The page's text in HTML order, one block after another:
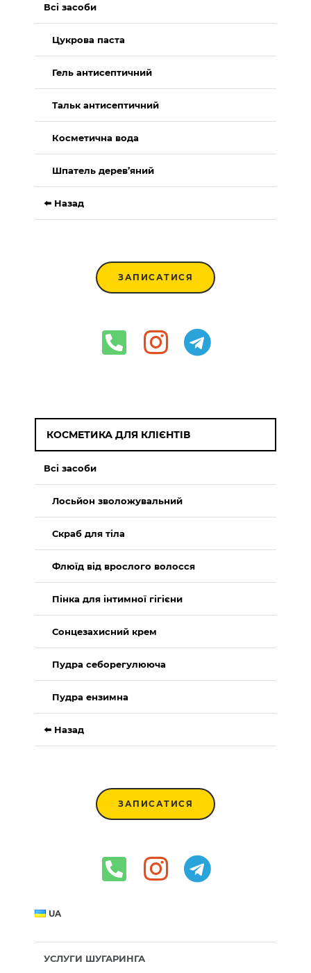
Всі засоби
Цукрова паста
Гель антисептичний
Тальк антисептичний
Косметична вода
Шпатель дерев’яний
⬅️ Назад
ЗАПИСАТИСЯ
КОСМЕТИКА ДЛЯ КЛІЄНТІВ
Всі засоби
Лосьйон зволожувальний
Скраб для тіла
Флюїд від врослого волосся
Пінка для інтимної гігієни
Сонцезахисний крем
Пудра себорегулююча
Пудра ензимна
⬅️ Назад
ЗАПИСАТИСЯ
UA
УСЛУГИ ШУГАРИНГА